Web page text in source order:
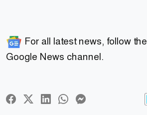
For all latest news, follow the
Google News channel.